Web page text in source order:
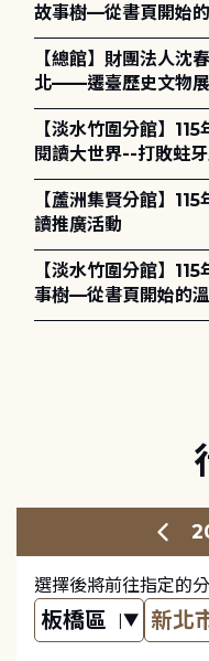
故事樹—從書頁開始
放電章魚》
【總館】財團法人沈
北——遷臺歷史文物展
歡迎一同觀展！
【淡水竹圍分館】
閱讀大世界--打敗蛀
護全攻略》
【蘆洲集賢分館】
讀推廣活動
【淡水竹圍分館】
事樹—從書頁開始的
電章魚》
選擇後將前往指定的